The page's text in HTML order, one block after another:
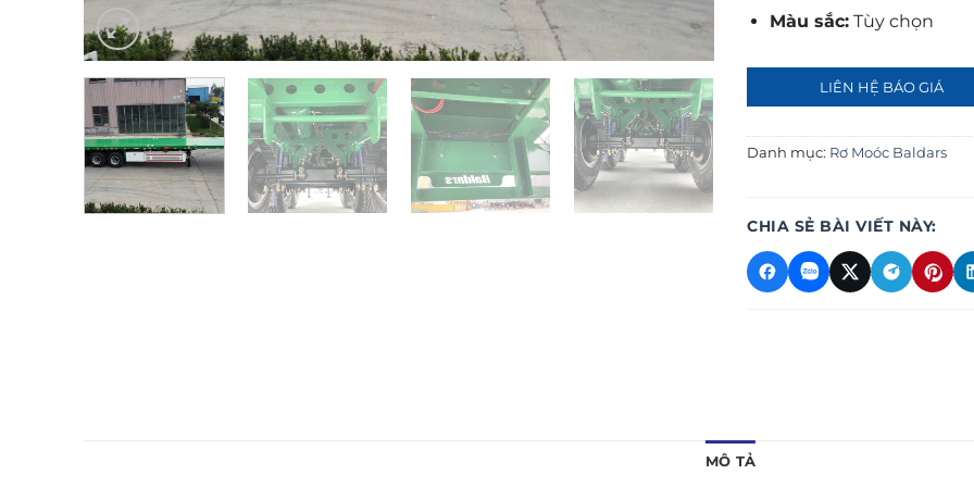
Màu sắc:Tùy chọn
LIÊN HỆ BÁO GIÁ
Danh mục: Rơ Moóc Baldars
CHIA SẺ BÀI VIẾT NÀY:
MÔ TẢ